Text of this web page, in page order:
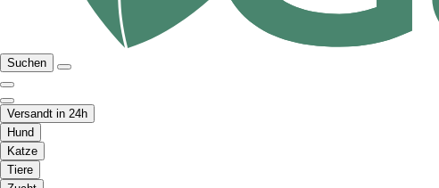
Suchen
Versandt in 24h
Hund
Katze
Tiere